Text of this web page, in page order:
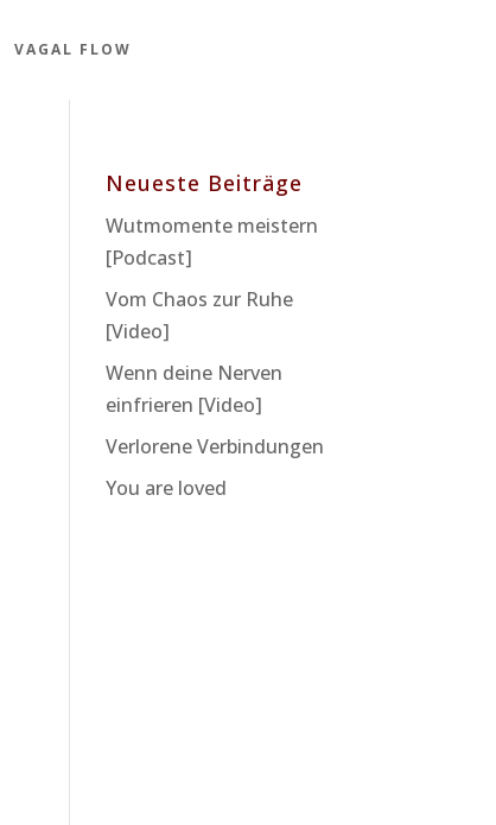
VAGAL FLOW
Neueste Beiträge
Wutmomente meistern
[Podcast]
Vom Chaos zur Ruhe
[Video]
Wenn deine Nerven
einfrieren [Video]
Verlorene Verbindungen
You are loved